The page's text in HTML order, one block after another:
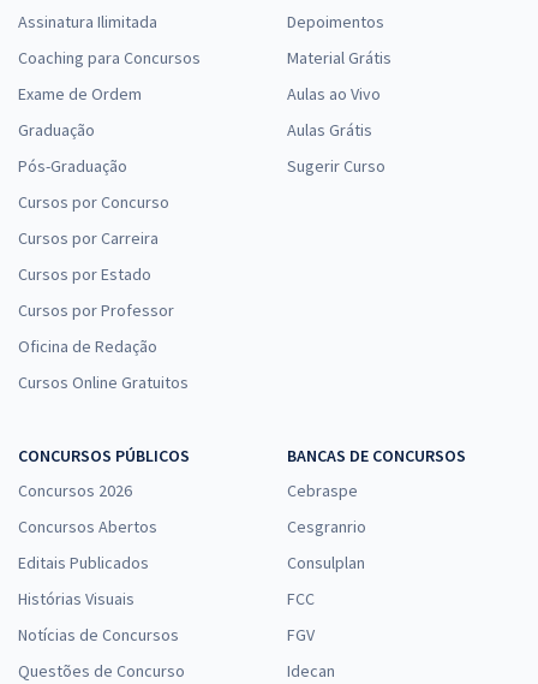
Assinatura Ilimitada
Coaching para Concursos
Exame de Ordem
Graduação
Pós-Graduação
Cursos por Concurso
Cursos por Carreira
Cursos por Estado
Cursos por Professor
Oficina de Redação
Cursos Online Gratuitos
Depoimentos
Material Grátis
Aulas ao Vivo
Aulas Grátis
Sugerir Curso
CONCURSOS PÚBLICOS
Concursos 2026
Concursos Abertos
Editais Publicados
Histórias Visuais
Notícias de Concursos
Questões de Concurso
BANCAS DE CONCURSOS
Cebraspe
Cesgranrio
Consulplan
FCC
FGV
Idecan